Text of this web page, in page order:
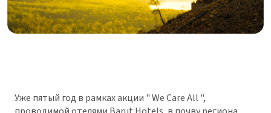
Уже пятый год в рамках акции " We Care All ",